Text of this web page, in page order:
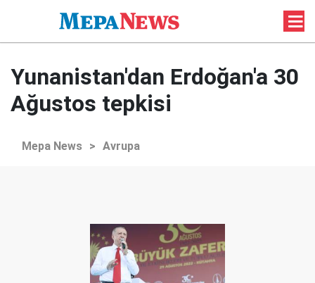
Yunanistan'dan Erdoğan'a 30
Ağustos tepkisi
Mepa News > Avrupa